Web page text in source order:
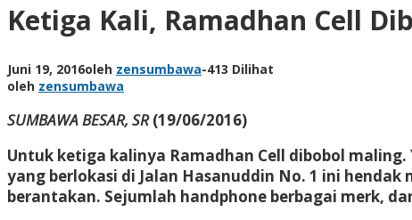
Ketiga Kali, Ramadhan Cell
Juni 19, 2016oleh zensumbawa-413 Dilihat
oleh zensumbawa
SUMBAWA BESAR, SR(19/06/2016)
Untuk ketiga kalinya Ramadhan Cell dibobol
yang berlokasi di Jalan Hasanuddin No. 1 ini
berantakan. Sejumlah handphone berbagai merk,